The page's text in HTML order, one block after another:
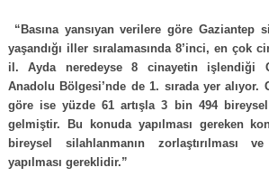
“Basına yansıyan verilere göre Gaziantep
yaşandığı iller sıralamasında 8’inci, en çok
il. Ayda neredeyse 8 cinayetin işlendiği
Anadolu Bölgesi’nde de 1. sırada yer alıyor.
göre ise yüzde 61 artışla 3 bin 494
gelmiştir. Bu konuda yapılması gereken
bireysel silahlanmanın zorlaştırılması
yapılması gereklidir.”